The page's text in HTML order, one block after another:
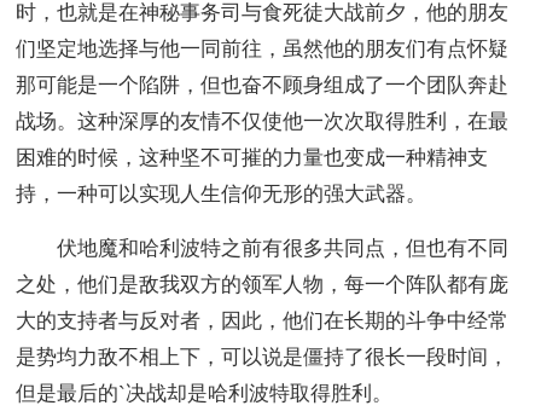
时，也就是在神秘事务司与食死徒大战前夕，他的朋友
们坚定地选择与他一同前往，虽然他的朋友们有点怀疑
那可能是一个陷阱，但也奋不顾身组成了一个团队奔赴
战场。这种深厚的友情不仅使他一次次取得胜利，在最
困难的时候，这种坚不可摧的力量也变成一种精神支
持，一种可以实现人生信仰无形的强大武器。
伏地魔和哈利波特之前有很多共同点，但也有不同
之处，他们是敌我双方的领军人物，每一个阵队都有庞
大的支持者与反对者，因此，他们在长期的斗争中经常
是势均力敌不相上下，可以说是僵持了很长一段时间，
但是最后的`决战却是哈利波特取得胜利。